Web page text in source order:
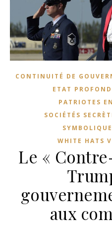
CONTINUITÉ DE
ETAT PROFOND
PATRIOTES
SOCIÉTÉS
WHITE HATS
Le «
aux